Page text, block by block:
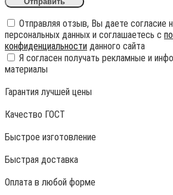
Отправляя отзыв, Вы даете согласие
персональных данных и соглашаетесь с
конфиденциальности данного сайта
Я согласен получать рекламные и
материалы
Гарантия лучшей цены
Качество ГОСТ
Быстрое изготовление
Быстрая доставка
Оплата в любой форме